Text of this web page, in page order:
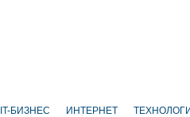
IT-БИЗНЕС ИНТЕРНЕТ